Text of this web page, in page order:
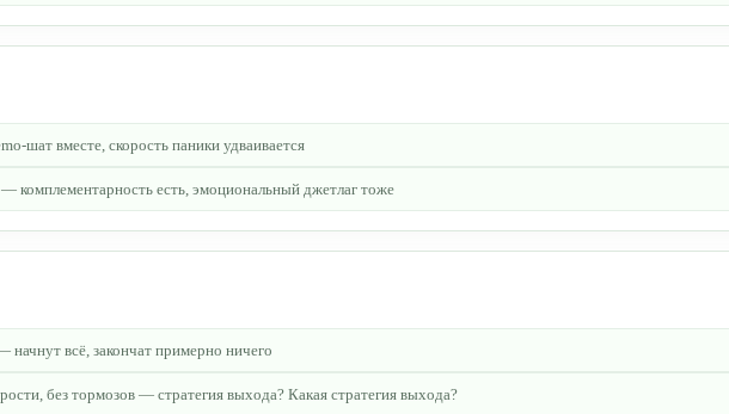
шат вместе, скорость паники удваивается
комплементарность есть, эмоциональный джетлаг тоже
начнут всё, закончат примерно ничего
без тормозов — стратегия выхода? Какая стратегия выхода?